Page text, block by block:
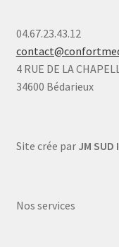
04.67.23.43.12
4 RUE DE LA
34600 Bédarieux
Site crée par JM SUD
Nos services